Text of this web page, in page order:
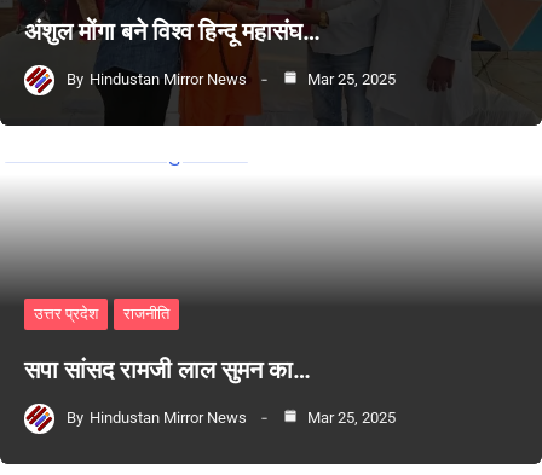
अंशुल मोंगा बने विश्व हिन्दू महासंघ…
By Hindustan Mirror News Mar 25, 2025
उत्तर प्रदेश राजनीति
सपा सांसद रामजी लाल सुमन का…
By Hindustan Mirror News Mar 25, 2025